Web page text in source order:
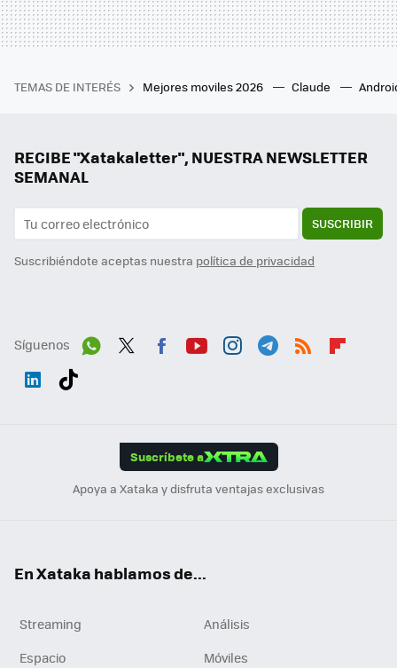
TEMAS DE INTERÉS Mejores moviles 2026 Claude
RECIBE "Xatakaletter", NUESTRA NEWSLETTER
SEMANAL
SUSCRIBIR
Suscribiéndote aceptas nuestra política de privacidad
Síguenos
Suscríbete a
Apoya a Xataka y disfruta ventajas exclusivas
En Xataka hablamos de...
Streaming
Análisis
Espacio
Móviles